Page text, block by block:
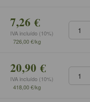
7,26 €
IVA incluído (10%)
726,00 €/kg
20,90 €
IVA incluído (10%)
418,00 €/kg